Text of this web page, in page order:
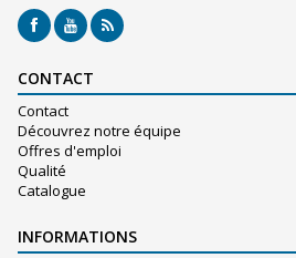
CONTACT
Contact
Découvrez notre équipe
Offres d'emploi
Qualité
Catalogue
INFORMATIONS